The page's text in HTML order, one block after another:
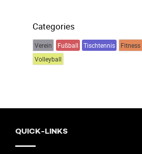
Categories
Verein Fußball Tischtennis Fitness
Volleyball
QUICK-LINKS